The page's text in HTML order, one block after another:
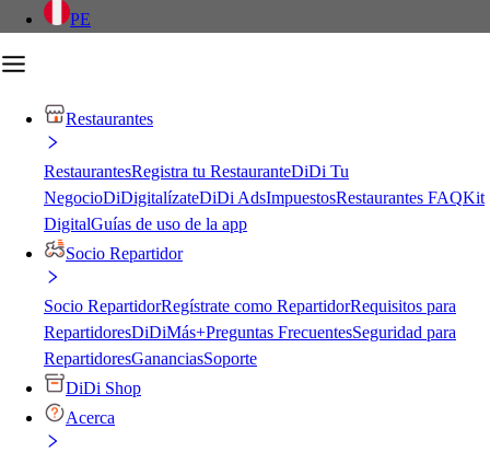
PE
Restaurantes
RestaurantesRegistra tu RestauranteDiDi Tu
NegocioDiDigitalízateDiDi AdsImpuestosRestaurantes FAQKit
DigitalGuías de uso de la app
Socio Repartidor
Socio RepartidorRegístrate como RepartidorRequisitos para
RepartidoresDiDiMás+Preguntas FrecuentesSeguridad para
RepartidoresGananciasSoporte
DiDi Shop
Acerca